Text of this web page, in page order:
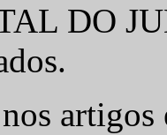
DO
artigos